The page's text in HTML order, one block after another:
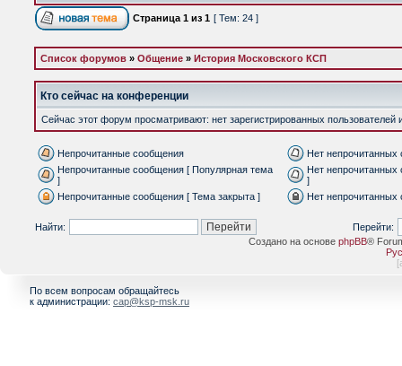
Страница 1 из 1 [ Тем: 24 ]
Список форумов » Общение » История Московского КСП
Кто сейчас на конференции
Сейчас этот форум просматривают: нет зарегистрированных пользователей
Непрочитанные сообщения
Нет непрочитанных
Непрочитанные сообщения [ Популярная тема
]
Нет
]
Непрочитанные сообщения [ Тема закрыта ]
Нет непрочитанных
Найти:
Перейти:
Создано на основе phpBB®
[
По всем вопросам обращайтесь
к администрации: cap@ksp-msk.ru